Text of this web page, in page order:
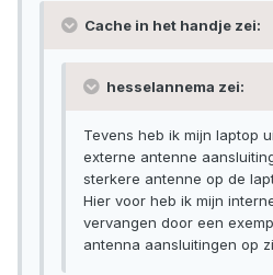
Cache in het handje zei:
hesselannema zei:
Tevens heb ik mijn laptop
externe antenne
sterkere antenne op de
Hier voor heb ik mijn
vervangen door een
antenna aansluitingen op